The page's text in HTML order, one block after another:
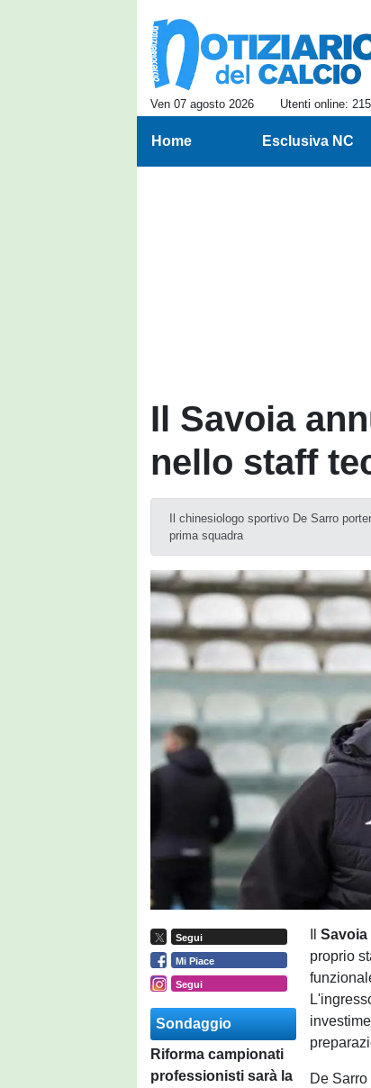
Ven 07 agosto 2026 Utenti online: 215
Home Esclusiva NC
Il Savoia
nello staff
Il chinesiologo sportivo De Sarro
prima squadra
Segui
Mi Piace
Segui
Sondaggio
Riforma campionati
professionisti sarà la
IlSavoia
proprio
De